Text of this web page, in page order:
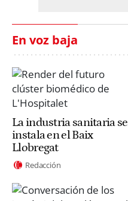
En voz baja
La industria sanitaria se
instala en el Baix
Llobregat
Redacción